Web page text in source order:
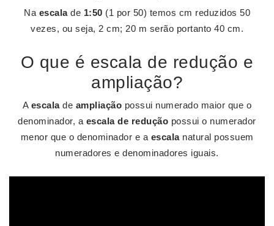
Na escalade 1:50 (1 por 50) temos cm reduzidos 50
vezes, ou seja, 2 cm; 20 m serão portanto 40 cm.
O que é escala de redução e
ampliação?
A escalade ampliação possui numerado maior que o
denominador, a escala de redução possui o numerador
menor que o denominador e a escalanatural possuem
numeradores e denominadores iguais.